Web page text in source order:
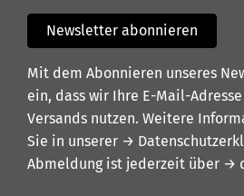
Newsletter abonnieren
Mit dem Abonnieren unseres
ein, dass wir Ihre E-Mail-
Versands nutzen. Weitere
Sie in unserer →
Abmeldung ist jederzeit über →